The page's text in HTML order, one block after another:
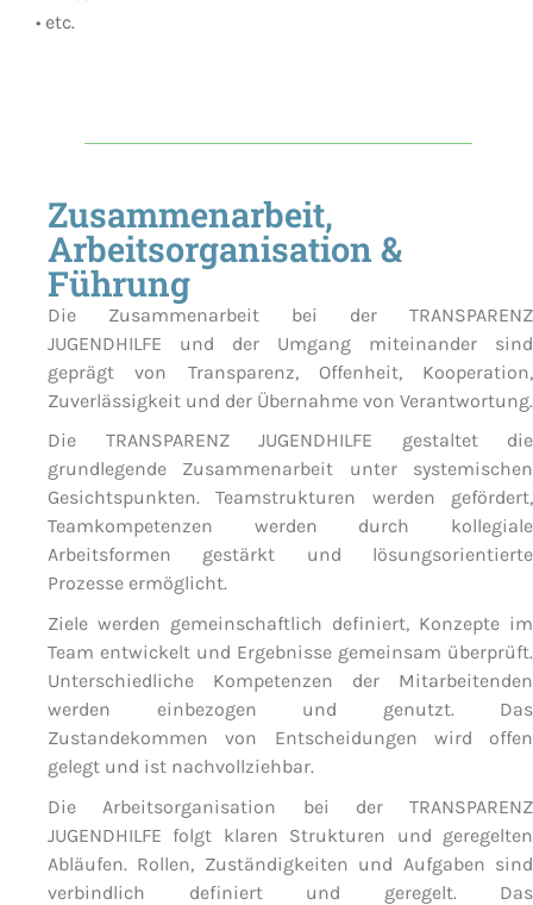
• etc.
Zusammenarbeit,
Arbeitsorganisation &
Führung
Die Zusammenarbeit bei der TRANSPARENZ
JUGENDHILFE und der Umgang miteinander sind
geprägt von Transparenz, Offenheit, Kooperation,
Zuverlässigkeit und der Übernahme von Verantwortung.
Die TRANSPARENZ JUGENDHILFE gestaltet die
grundlegende Zusammenarbeit unter systemischen
Gesichtspunkten. Teamstrukturen werden gefördert,
Teamkompetenzen werden durch kollegiale
Arbeitsformen gestärkt und lösungsorientierte
Prozesse ermöglicht.
Ziele werden gemeinschaftlich definiert, Konzepte im
Team entwickelt und Ergebnisse gemeinsam überprüft.
Unterschiedliche Kompetenzen der Mitarbeitenden
werden einbezogen und genutzt. Das
Zustandekommen von Entscheidungen wird offen
gelegt und ist nachvollziehbar.
Die Arbeitsorganisation bei der TRANSPARENZ
JUGENDHILFE folgt klaren Strukturen und geregelten
Abläufen. Rollen, Zuständigkeiten und Aufgaben sind
verbindlich definiert und geregelt. Das